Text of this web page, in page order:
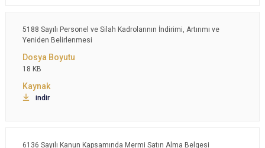
5188 Sayılı Personel ve Silah Kadrolarının İndirimi, Artırımı ve
Yeniden Belirlenmesi
18 KB
indir
6136 Sayılı Kanun Kapsamında Mermi Satın Alma Belgesi